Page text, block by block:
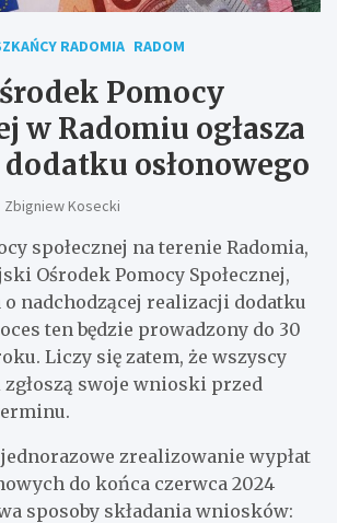
RADOMIA RADOM
Pomocy
w Radomiu ogłasza
osłonowego
Zbigniew Kosecki
społecznej na terenie Radomia,
Ośrodek Pomocy Społecznej,
nadchodzącej realizacji dodatku
ten będzie prowadzony do 30
Liczy się zatem, że wszyscy
swoje wnioski przed
zrealizowanie wypłat
do końca czerwca 2024
sposoby składania wniosków: